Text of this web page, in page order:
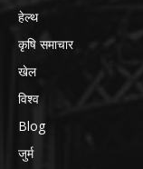
हेल्थ
कृषि समाचार
खेल
विश्व
Blog
जुर्म